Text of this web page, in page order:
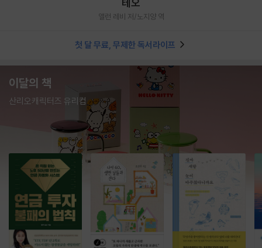
앨런 레비 저/노지양 역
첫 달 무료, 무제한 독서라이프
이달의 책
산리오캐릭터즈 유리컵